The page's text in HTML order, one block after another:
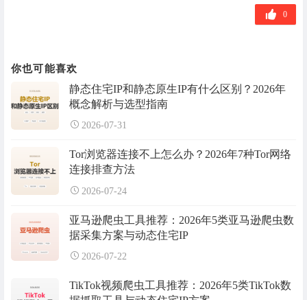
0
你也可能喜欢
静态住宅IP和静态原生IP有什么区别？2026年
概念解析与选型指南
2026-07-31
Tor浏览器连接不上怎么办？2026年7种Tor网络
连接排查方法
2026-07-24
亚马逊爬虫工具推荐：2026年5类亚马逊爬虫数
据采集方案与动态住宅IP
2026-07-22
TikTok视频爬虫工具推荐：2026年5类TikTok数